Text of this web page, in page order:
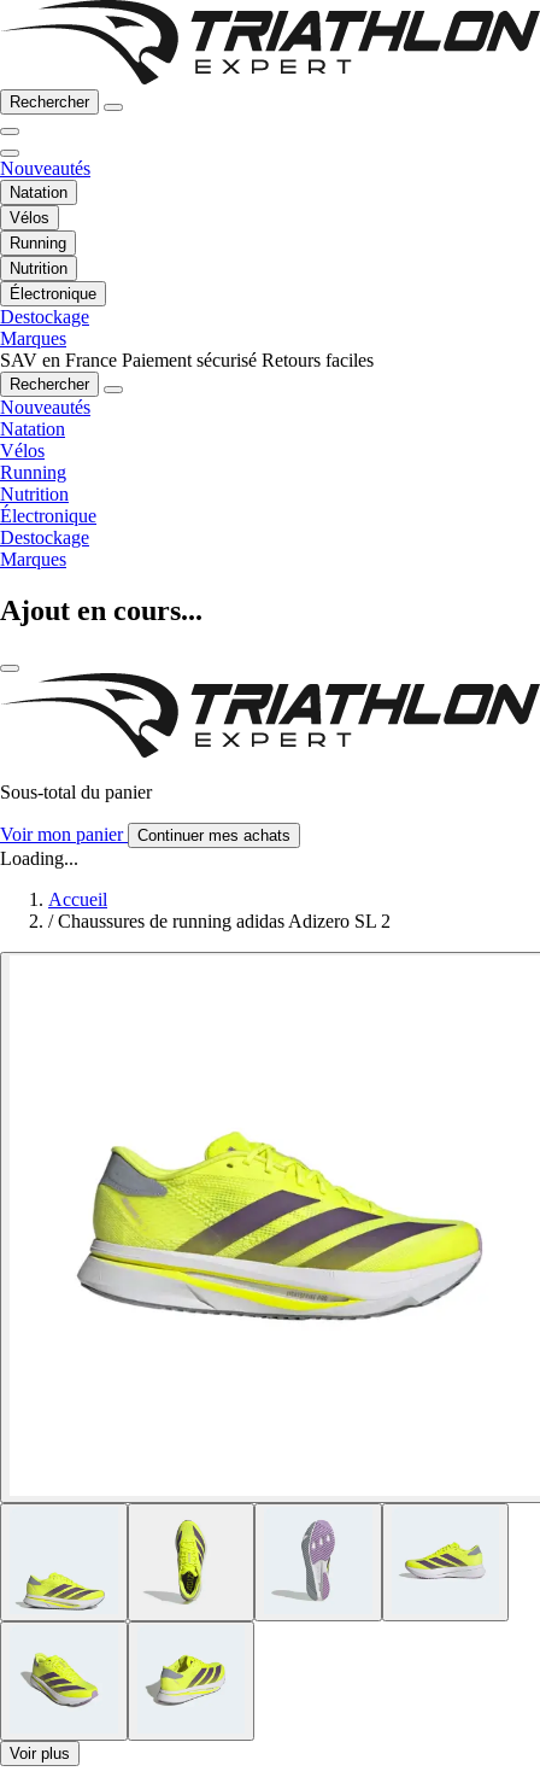
Rechercher
Nouveautés
Natation
Vélos
Running
Nutrition
Électronique
Destockage
Marques
SAV en France Paiement sécurisé Retours faciles
Rechercher
Nouveautés
Natation
Vélos
Running
Nutrition
Électronique
Destockage
Marques
Ajout en cours...
Sous-total du panier
Voir mon panier Continuer mes achats
Loading...
Accueil
/ Chaussures de running adidas Adizero SL 2
Voir plus